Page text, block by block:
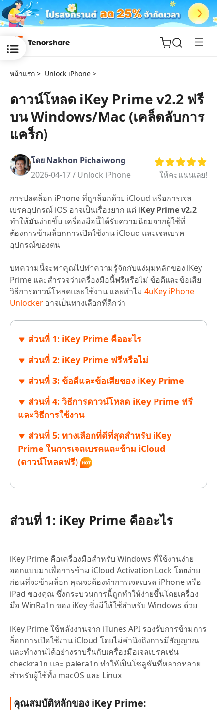
ReiBoot
for iOS
Tenorshare
PDNob
New
iAnyGo
หน้าแรก > Unlock iPhone >
ดาวน์โหลด iKey Prime v2.2 ฟรี
บน Windows/Mac (เคล็ดลับการ
แคร็ก)
โดย Nakhon Pichaiwong
2026-04-17 / Unlock iPhone ให้คะแนนเลย!
การปลดล็อก iPhone ที่ถูกล็อกด้วย iCloud หรือการเจล
เบรคอุปกรณ์ iOS อาจเป็นเรื่องยาก แต่ iKey Prime v2.2
ทำให้มันง่ายขึ้น เครื่องมือนี้ได้รับความนิยมจากผู้ใช้ที่
ต้องการข้ามล็อกการเปิดใช้งาน iCloud และเจลเบรค
อุปกรณ์ของตน
บทความนี้จะพาคุณไปทำความรู้จักกับแง่มุมหลักของ iKey
Prime และสำรวจว่าเครื่องมือนี้ฟรีหรือไม่ ข้อดีและข้อเสีย
วิธีการดาวน์โหลดและใช้งาน และทำไม 4uKey iPhone
Unlocker อาจเป็นทางเลือกที่ดีกว่า
ส่วนที่ 1: iKey Prime คืออะไร
ส่วนที่ 2: iKey Prime ฟรีหรือไม่
ส่วนที่ 3: ข้อดีและข้อเสียของ iKey Prime
ส่วนที่ 4: วิธีการดาวน์โหลด iKey Prime ฟรี
และวิธีการใช้งาน
ส่วนที่ 5: ทางเลือกที่ดีที่สุดสำหรับ iKey
Prime ในการเจลเบรคและข้าม iCloud
(ดาวน์โหลดฟรี)
ส่วนที่ 1: iKey Prime คืออะไร
iKey Prime คือเครื่องมือสำหรับ Windows ที่ใช้งานง่าย
ออกแบบมาเพื่อการข้าม iCloud Activation Lock โดยง่าย
ก่อนที่จะข้ามล็อก คุณจะต้องทำการเจลเบรค iPhone หรือ
iPad ของคุณ ซึ่งกระบวนการนี้ถูกทำให้ง่ายขึ้นโดยเครื่อง
มือ WinRa1n ของ iKey ซึ่งมีให้ใช้สำหรับ Windows ด้วย
iKey Prime ใช้พลังงานจาก iTunes API รองรับการข้ามการ
ล็อกการเปิดใช้งาน iCloud โดยไม่คำนึงถึงการมีสัญญาณ
และทำงานได้อย่างราบรื่นกับเครื่องมือเจลเบรคเช่น
checkra1n และ palera1n ทำให้เป็นโซลูชันที่หลากหลาย
สำหรับผู้ใช้ทั้ง macOS และ Linux
คุณสมบัติหลักของ iKey Prime: